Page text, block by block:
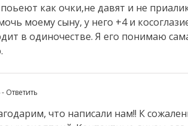
как очки,не давят и не
моему сыну, у него +4 и
в одиночестве. Я его понимаю
- Ответить
что написали нам!! К